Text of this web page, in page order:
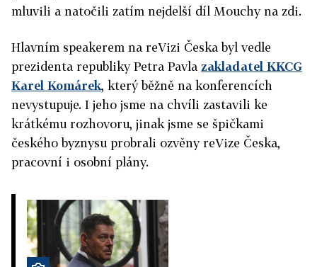
mluvili a natočili zatím nejdelší díl Mouchy na zdi.
Hlavním speakerem na reVizi Česka byl vedle
prezidenta republiky Petra Pavla zakladatel KKCG
Karel Komárek, který běžně na konferencích
nevystupuje. I jeho jsme na chvíli zastavili ke
krátkému rozhovoru, jinak jsme se špičkami
českého byznysu probrali ozvěny reVize Česka,
pracovní i osobní plány.